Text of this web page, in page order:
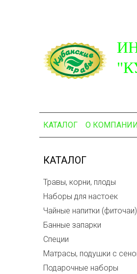
КАТАЛОГ О КОМПАНИИ
КАТАЛОГ
Травы, корни, плоды
Наборы для настоек
Чайные напитки (фиточаи)
Банные запарки
Специи
Матрасы, подушки с
Подарочные наборы